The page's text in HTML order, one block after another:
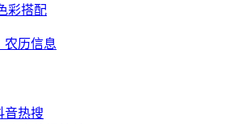
彩搭配
农历信息
音热搜